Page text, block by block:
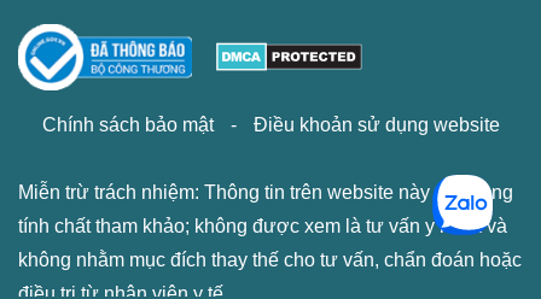
Chính sách bảo mật - Điều khoản sử dụng website
Miễn trừ trách nhiệm: Thông tin trên website này chỉ mang
tính chất tham khảo; không được xem là tư vấn y khoa và
không nhằm mục đích thay thế cho tư vấn, chẩn đoán hoặc
điều trị từ nhân viên y tế.